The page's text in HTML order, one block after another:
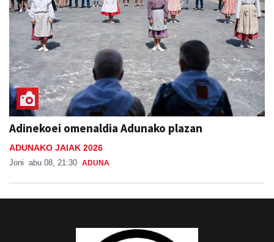
Adinekoei omenaldia Adunako plazan
ADUNAKO JAIAK 2026
Joni abu 08, 21:30 ADUNA